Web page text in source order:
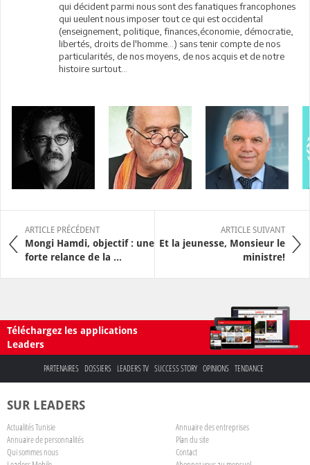
qui décident parmi nous sont des fanatiques francophones
qui ueulent nous imposer tout ce qui est occidental
(enseignement, politique, finances,économie, démocratie,
libertés, droits de l'homme...) sans tenir compte de nos
particularités, de nos moyens, de nos acquis et de notre
histoire surtout...
ARTICLE PRÉCÉDENT
Mongi Hamdi, objectif : une
forte relance de la ...
ARTICLE SUIVANT
Et la jeunesse, Monsieur le
ministre!
Téléchargez les applications
Leaders
PARTENAIRES DOSSIERS LEADERS TV SUCCESS STORY OPINIONS TENDANCE
SUR LEADERS
Actualités Tunisie
Annuaire des entreprises
Annuaire de personnalités
Plan du site
Qui sommes nous
Contact